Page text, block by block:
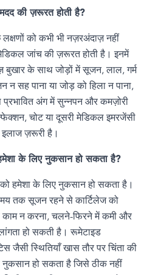
की ज़रूरत होती है?
को कभी भी नज़रअंदाज़ नहीं
जांच की ज़रूरत होती है। इनमें
बुखार के साथ जोड़ों में सूजन,लाल,गर्म
न सह पाना या जोड़ को हिला न पाना,
प्रभावित अंग में सुन्नपन और कमज़ोरी
,चोट या दूसरी मेडिकल इमरजेंसी
ज़रूरी है।
के लिए नुकसान हो सकता है?
हमेशा के लिए नुकसान हो सकता है।
तक सूजन रहने से कार्टिलेज को
काम न करना,चलने-फिरने में कमी और
हो सकती है। रूमेटाइड
जैसी स्थितियाँ खास तौर पर चिंता की
हो सकता है जिसे ठीक नहीं